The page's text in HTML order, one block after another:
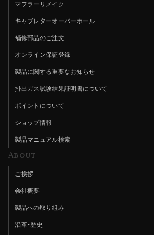
マフラーリメイク
キャブレターオーバーホール
補修部品のご注文
オンライン保証登録
製品に関する重要なお知らせ
排出ガス試験結果証明書について
ポイントについて
ショップ情報
製品マニュアル検索
About
ご挨拶
会社概要
製品への取り組み
沿革・歴史